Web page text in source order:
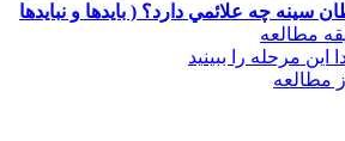
سينه چه علائمي دارد؟ ( بایدها و نبایدها
این مرحله را ببینید
مطالعه